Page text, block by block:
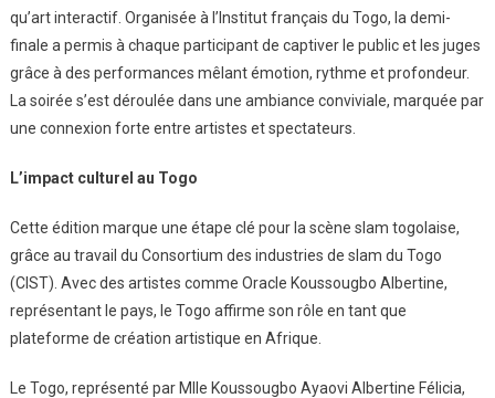
qu’art interactif. Organisée à l’Institut français du Togo, la demi-
finale a permis à chaque participant de captiver le public et les juges
grâce à des performances mêlant émotion, rythme et profondeur.
La soirée s’est déroulée dans une ambiance conviviale, marquée par
une connexion forte entre artistes et spectateurs.
L’impact culturel au Togo
Cette édition marque une étape clé pour la scène slam togolaise,
grâce au travail du Consortium des industries de slam du Togo
(CIST). Avec des artistes comme Oracle Koussougbo Albertine,
représentant le pays, le Togo affirme son rôle en tant que
plateforme de création artistique en Afrique.
Le Togo, représenté par Mlle Koussougbo Ayaovi Albertine Félicia,